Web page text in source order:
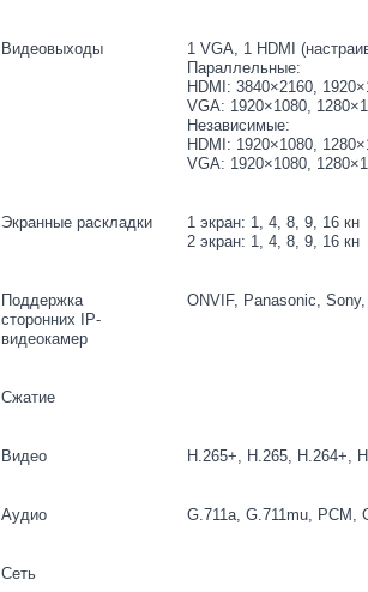
Видеовыходы
1 VGA, 1 HDMI
Параллельные:
HDMI: 3840×2160,
VGA: 1920×1080,
Независимые:
HDMI: 1920×1080,
VGA: 1920×1080,
Экранные раскладки
1 экран: 1, 4, 8, 9, 16 кн
2 экран: 1, 4, 8, 9, 16 кн
Поддержка
сторонних IP-
видеокамер
ONVIF, Panasonic,
Сжатие
Видео H.265+, H.265, H.264+,
Аудио G.711a, G.711mu, PCM,
Сеть